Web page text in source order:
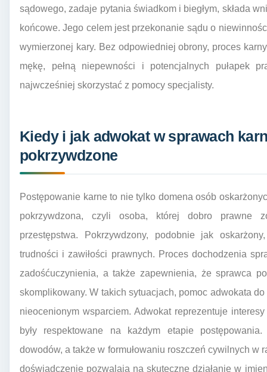
sądowego, zadaje pytania świadkom i biegłym, składa
końcowe. Jego celem jest przekonanie sądu o
wymierzonej kary. Bez odpowiedniej obrony, proces
mękę, pełną niepewności i potencjalnych pułapek
najwcześniej skorzystać z pomocy specjalisty.
Kiedy i jak adwokat w sprawach
pokrzywdzone
Postępowanie karne to nie tylko domena osób
pokrzywdzona, czyli osoba, której dobro prawne
przestępstwa. Pokrzywdzony, podobnie jak
trudności i zawiłości prawnych. Proces dochodzenia
zadośćuczynienia, a także zapewnienia, że sprawca
skomplikowany. W takich sytuacjach, pomoc adwokata
nieocenionym wsparciem. Adwokat reprezentuje
były respektowane na każdym etapie
dowodów, a także w formułowaniu roszczeń cywilnych
doświadczenie pozwalają na skuteczne działanie w